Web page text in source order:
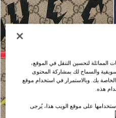
المماثلة لتحسين التنقل في الموقع،
والسماح لك بمشاركة المحتوى
بك. وبالاستمرار في استخدام موقع
هذه.
على موقع الويب هذا، يُرجى